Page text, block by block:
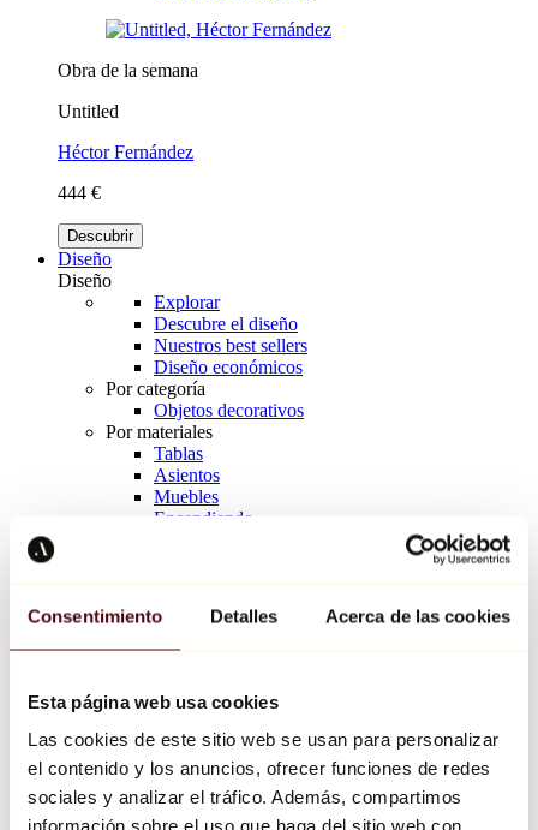
Consentimiento Detalles Acerca de las cookies
Esta página web usa cookies
Las cookies de este sitio web se usan para personalizar
el contenido y los anuncios, ofrecer funciones de redes
sociales y analizar el tráfico. Además, compartimos
información sobre el uso que haga del sitio web con
Obra de la semana
Untitled
Héctor Fernández
444 €
Descubrir
Diseño
Diseño
Explorar
Descubre el diseño
Nuestros best sellers
Diseño económicos
Por categoría
Objetos decorativos
Por materiales
Tablas
Asientos
Muebles
Encendiendo
Richard Orlinski
Keith Haring
Jeff Koons
Jean-Michel Basquiat
Todos los diseñadores
Obra de la semana